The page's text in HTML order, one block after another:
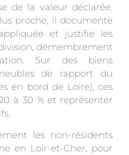
de la valeur déclarée.
proche, il documente
et justifie les
démembrement
Sur des biens
de rapport du
en bord de Loire), ces
à 30 % et représenter
les non-résidents
en Loir-et-Cher, pour